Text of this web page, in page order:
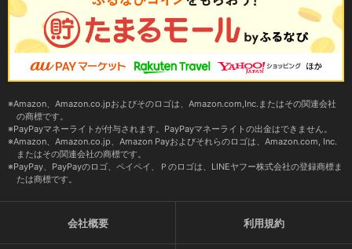
Amazon、Amazon.co.jpおよびそのロゴは、Amazon.com,Inc.またはその関連会社
の商標です。
PayPayマネーライトが付与されます。PayPayマネーライトの出金はできません。
Amazon、Amazon.co.jp、Amazon Payおよびそれらのロゴは、Amazon.com, Inc.
またはその関連会社の商標です。
PayPay、PayPayのロゴ、ペイペイ、Ｐのロゴは、LINEヤフー株式会社の登録商標ま
たは商標です。
会社概要 利用規約